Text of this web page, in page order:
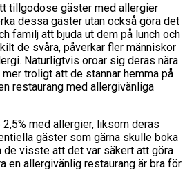
tillgodose gäster med allergier
dessa gäster utan också göra det
familj att bjuda ut dem på lunch och
de svåra, påverkar fler människor
Naturligtvis oroar sig deras nära
troligt att de stannar hemma på
restaurang med allergivänliga
med allergier, liksom deras
gäster som gärna skulle boka
de visste att det var säkert att göra
en allergivänlig restaurang är bra för